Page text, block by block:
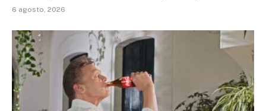
6 agosto, 2026